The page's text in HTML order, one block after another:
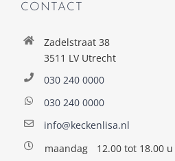
CONTACT
Zadelstraat 38
3511 LV Utrecht
030 240 0000
030 240 0000
info@keckenlisa.nl
maandag
12.00 tot 18.00 u